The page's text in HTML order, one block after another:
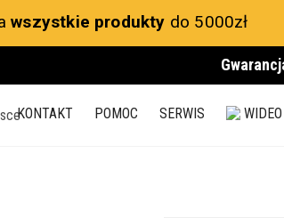
wszystkie produkty do 5000zł
KONTAKT POMOC SERWIS WIDEO